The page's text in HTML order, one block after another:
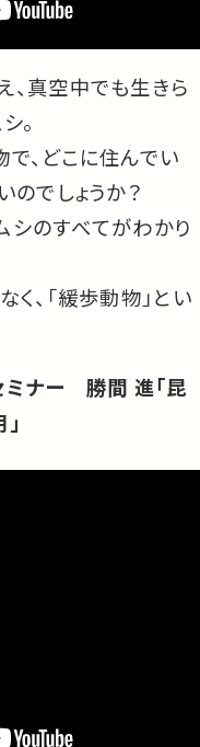
真空中でも生きら
。
、どこに住んでい
のでしょうか？
シのすべてがわかり
、「緩歩動物」とい
ナー 勝間 進「昆